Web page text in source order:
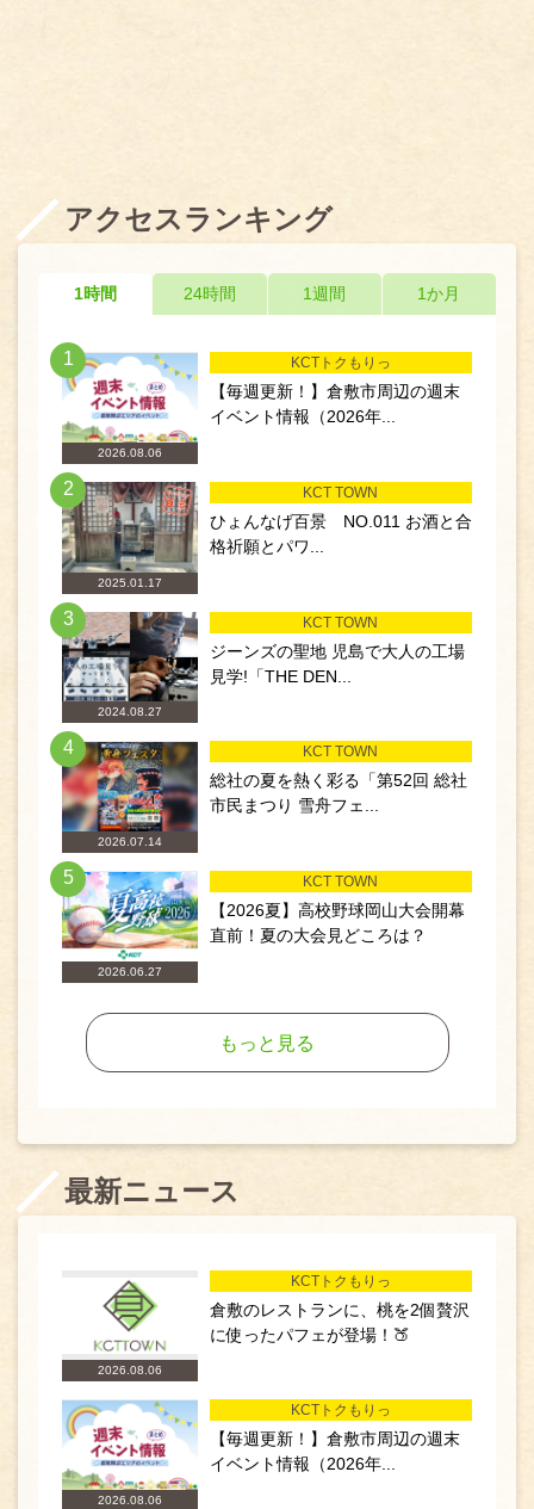
アクセスランキング
1時間 24時間 1週間 1か月
1
2026.08.06
KCTトクもりっ
【毎週更新！】倉敷市周辺の週末
イベント情報（2026年...
2
2025.01.17
KCT TOWN
ひょんなげ百景 NO.011 お酒と合
格祈願とパワ...
3
2024.08.27
KCT TOWN
ジーンズの聖地 児島で大人の工場
見学!「THE DEN...
4
2026.07.14
KCT TOWN
総社の夏を熱く彩る「第52回 総社
市民まつり 雪舟フェ...
5
2026.06.27
KCT TOWN
【2026夏】高校野球岡山大会開幕
直前！夏の大会見どころは？
もっと見る
最新ニュース
2026.08.06
KCTトクもりっ
倉敷のレストランに、桃を2個贅沢
に使ったパフェが登場！🍑
2026.08.06
KCTトクもりっ
【毎週更新！】倉敷市周辺の週末
イベント情報（2026年...